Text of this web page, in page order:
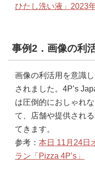
ひたし洗い液」2023
事例2．画像の利
画像の利活用を意識
されました。4P’s
は圧倒的におしゃれ
て、店舗や提供され
てきます。
参考： 本日 11月24日
ラン「Pizza 4P’s」